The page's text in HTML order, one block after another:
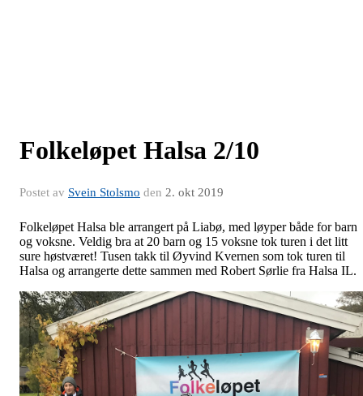
Folkeløpet Halsa 2/10
Postet av Svein Stolsmo den 2. okt 2019
Folkeløpet Halsa ble arrangert på Liabø, med løyper både for barn
og voksne. Veldig bra at 20 barn og 15 voksne tok turen i det litt
sure høstværet! Tusen takk til Øyvind Kvernen som tok turen til
Halsa og arrangerte dette sammen med Robert Sørlie fra Halsa IL.